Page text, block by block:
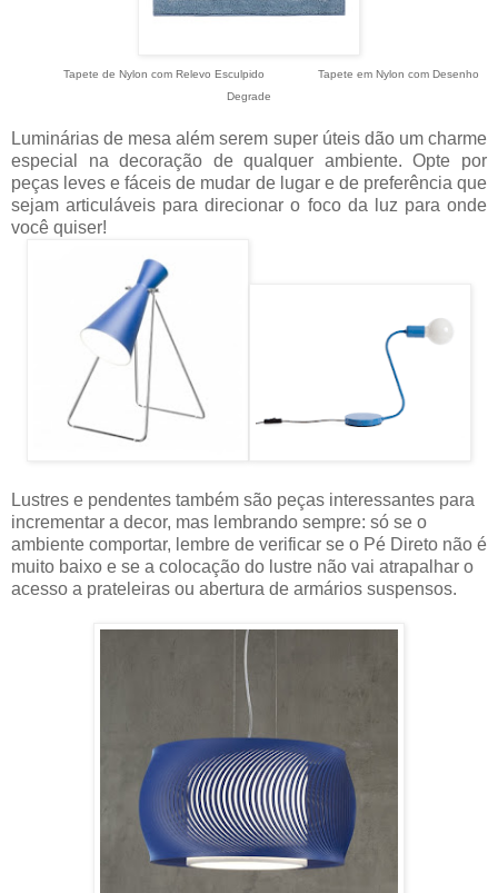
Tapete de Nylon com Relevo Esculpido
Tapete em Nylon com Desenho
Degrade
Luminárias de mesa além serem super úteis dão um charme
especial na decoração de qualquer ambiente. Opte por
peças leves e fáceis de mudar de lugar e de preferência que
sejam articuláveis para direcionar o foco da luz para onde
você quiser!
Lustres e pendentes também são peças interessantes para
incrementar a decor, mas lembrando sempre: só se o
ambiente comportar, lembre de verificar se o Pé Direto não é
muito baixo e se a colocação do lustre não vai atrapalhar o
acesso a prateleiras ou abertura de armários suspensos.